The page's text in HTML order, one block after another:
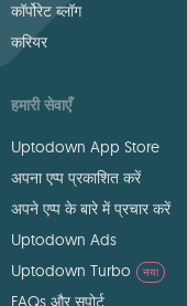
कॉर्पोरेट ब्लॉग
करियर
हमारी सेवाएँ
Uptodown App Store
अपना एप्प प्रकाशित करें
अपने एप्प के बारे में प्रचार करें
Uptodown Ads
Uptodown Turbo
नया
FAQs और सपोर्ट